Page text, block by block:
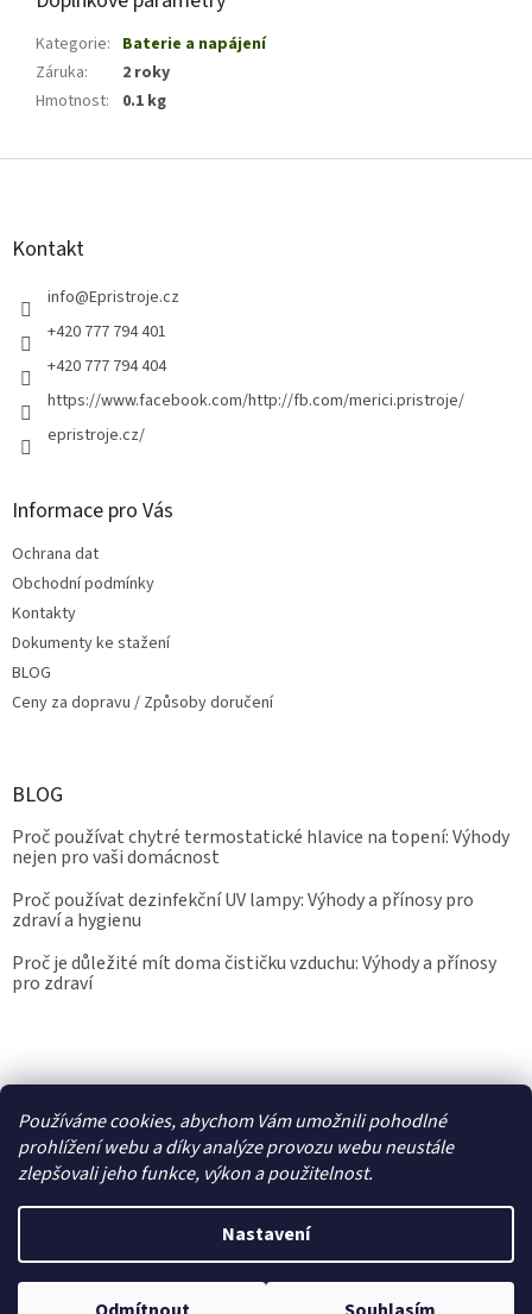
Používáme cookies, abychom Vám umožnili pohodlné
prohlížení webu a díky analýze provozu webu neustále
zlepšovali jeho funkce, výkon a použitelnost.
Nastavení
Kategorie: Baterie a napájení
Záruka:
2 roky
Hmotnost: 0.1 kg
Z
Kontakt
info@Epristroje.cz
+420 777 794 401
+420 777 794 404
https://www.facebook.com/http://fb.com/merici.pristroje/
epristroje.cz/
Informace pro Vás
Ochrana dat
Obchodní podmínky
Kontakty
Dokumenty ke stažení
BLOG
Ceny za dopravu / Způsoby doručení
BLOG
Proč používat chytré termostatické hlavice na topení: Výhody
nejen pro vaši domácnost
Proč používat dezinfekční UV lampy: Výhody a přínosy pro
zdraví a hygienu
Proč je důležité mít doma čističku vzduchu: Výhody a přínosy
pro zdraví
Vytvořil Shoptet
Copyright 2026Epřístroje.cz. Všechna práva vyhrazena.Upravit